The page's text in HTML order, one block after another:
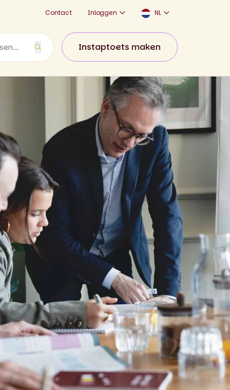
Contact Inloggen NL
Instaptoets maken